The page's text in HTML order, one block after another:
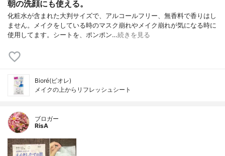
朝の洗顔にも使える。
化粧水が含まれた大判サイズで、アルコールフリー、無香料で香りはし
ません。メイクをしている時のマスク崩れやメイク崩れが気になる時に
使用してます。シートを、ポンポン…続きを見る
Bioré(ビオレ)
メイクの上からリフレッシュシート
ブロガー
RisA